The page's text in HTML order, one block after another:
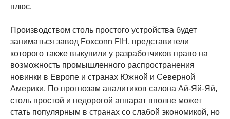
плюс.
Производством столь простого устройства будет
заниматься завод Foxconn FIH, представители
которого также выкупили у разработчиков право на
возможность промышленного распространения
новинки в Европе и странах Южной и Северной
Америки. По прогнозам аналитиков салона Ай-Яй-Яй,
столь простой и недорогой аппарат вполне может
стать популярным в странах со слабой экономикой, но